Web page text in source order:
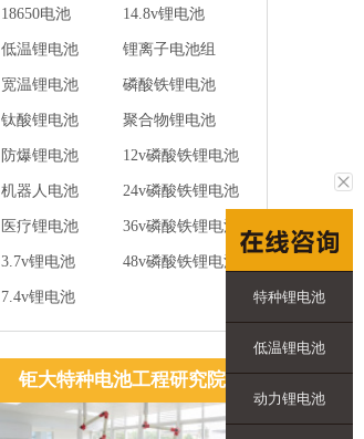
18650电池 14.8v锂电池
低温锂电池 锂离子电池组
宽温锂电池 磷酸铁锂电池
钛酸锂电池 聚合物锂电池
防爆锂电池 12v磷酸铁锂电池
机器人电池 24v磷酸铁锂电池
医疗锂电池 36v磷酸铁锂电池
3.7v锂电池 48v磷酸铁锂电池
7.4v锂电池
钜大特种电池工程研究院
特种锂电池
低温锂电池
动力锂电池